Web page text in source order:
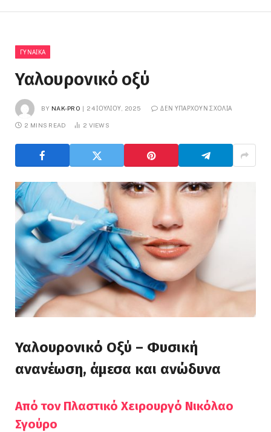
ΓΥΝΑΊΚΑ
Υαλουρονικό οξύ
BY NAK-PRO 24 ΙΟΥΛΊΟΥ, 2025 ΔΕΝ ΥΠΆΡΧΟΥΝ ΣΧΌΛΙΑ
2 MINS READ 2 VIEWS
Υαλουρονικό Οξύ – Φυσική
ανανέωση, άμεσα και ανώδυνα
Από τον Πλαστικό Χειρουργό Νικόλαο
Σγούρο